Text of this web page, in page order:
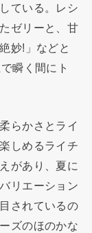
ている。レシ
ゼリーと、甘
妙!」などと
瞬く間にト
らかさとライ
しめるライチ
があり、夏に
リエーション
されているの
ズのほのかな